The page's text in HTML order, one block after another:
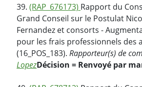
39. (RAP_676173) Rapport du
Grand Conseil sur le Postulat
Fernandez et consorts -
pour les frais professionnels des
(16_POS_183). Rapporteur(s) de
LopezDécision = Renvoyé par